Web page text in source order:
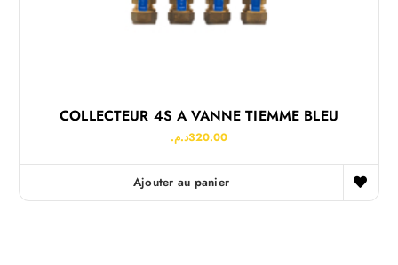
COLLECTEUR 4S A VANNE TIEMME BLEU
320.00د.م.
Ajouter au panier